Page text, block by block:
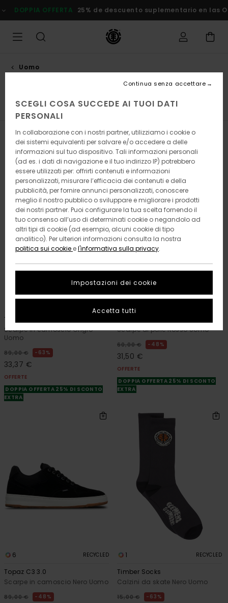
alla
selezione
griglie
25% de descuento suplementario en las Ofertas
Uomo
Sneaker Calze Visualizza tutto
Filtra e Ordina 48 Risultati
Salta
criteri
ricerca
visualizza
ordine
Topaz C3 3.0
Scarpe in camoscio Grigio
Uomo
89,00 € 63%
33,37 €
OFFERTE
DOPPIA OFFERTA 25% DI SCONTO
EXTRA
Scarpe di pelle Rosso Uomo
60,00 € 48%
31,50 €
OFFERTE
DOPPIA OFFERTA 25% DI SCONTO
EXTRA
6 RECYCLED
Topaz C3 3.0
Scarpe in camoscio Nero Uomo
89,00 € 48%
1 RECYCLED
Timber Socks
Calzini da skate Nero Uomo
15,00 € 63%
SCEGLI COSA SUCCEDE AI TUOI DATI
PERSONALI
In collaborazione con i nostri partner, utilizziamo i cookie o
dei sistemi equivalenti per salvare e/o accedere a delle
informazioni sul tuo dispositivo. Tali informazioni personali
(ad es. i dati di navigazione e il tuo indirizzo IP) potrebbero
essere utilizzati per: offrirti contenuti e informazioni
personalizzati, misurare l’efficacia dei contenuti e della
pubblicità, per fornire annunci personalizzati, conoscere
meglio il nostro pubblico o sviluppare e migliorare i prodotti
dei nostri partner. Puoi configurare la tua scelta fornendo il
tuo consenso all’uso di determinati cookie o negandolo ad
altri tipi di cookie (ad esempio, alcuni cookie di tipo
analitico). Per ulteriori informazioni consulta la nostra
politica sui cookie el'informativa sulla privacy.
Impostazioni dei cookie
Continua senza accettare
Accetta tutti